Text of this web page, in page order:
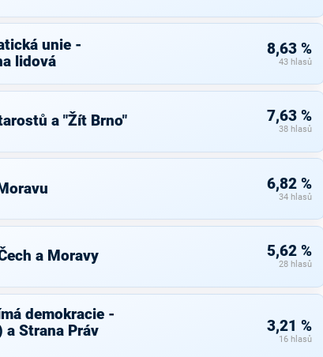
unie -
lidová
8,63 %
43 hlasů
a "Žít Brno" 7,63 %
38 hlasů
6,82 %
34 hlasů
a Moravy 5,62 %
28 hlasů
demokracie -
a Strana Práv
3,21 %
16 hlasů